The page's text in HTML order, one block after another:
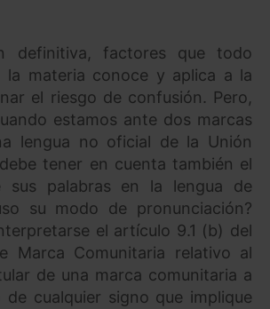
definitiva, factores que todo
la materia conoce y aplica a la
el riesgo de confusión. Pero,
estamos ante dos marcas
lengua no oficial de la Unión
debe tener en cuenta también el
sus palabras en la lengua de
su modo de pronunciación?
el artículo 9.1 (b) del
Marca Comunitaria relativo al
de una marca comunitaria a
cualquier signo que implique